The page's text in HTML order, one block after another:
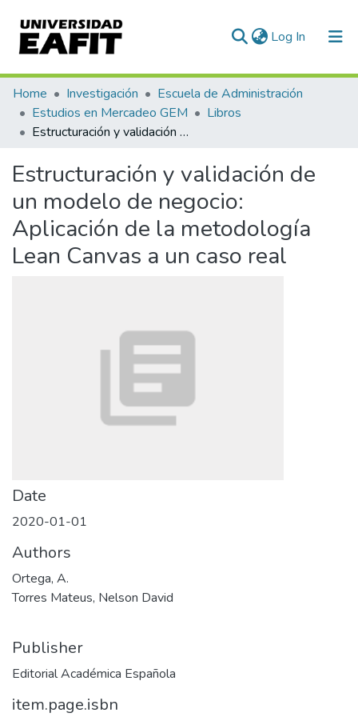
Log In (current)
Communities & Collections
All of DSpace
Home Investigación
Escuela de Administración
Estudios en Mercadeo GEM
Libros
Estructuración y validación de un modelo de negocio: Aplicación de la metodología Lean Canvas a un caso real
Estructuración y validación de
un modelo de negocio:
Aplicación de la metodología
Lean Canvas a un caso real
Date
2020-01-01
Authors
Ortega, A.
Torres Mateus, Nelson David
Publisher
Editorial Académica Española
item.page.isbn